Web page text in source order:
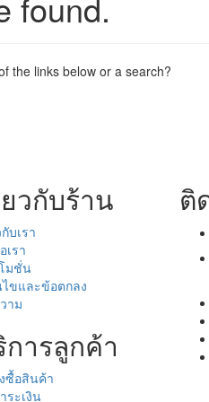
the links below or a search?
ยวกับร้าน
บเรา
เรา
มชั่น
ไขและข้อตกลง
าม
ารลูกค้า
ซื้อสินค้า
ระเงิน
ติ